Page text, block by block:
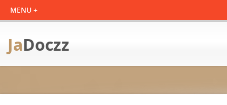
JaDoczz